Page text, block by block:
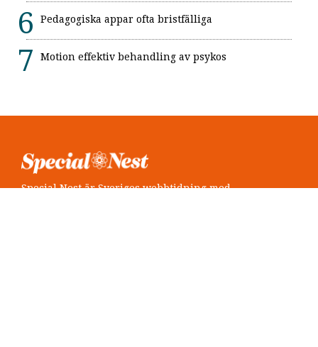
Pedagogiska appar ofta bristfälliga
Motion effektiv behandling av psykos
Special Nest är Sveriges webbtidning med